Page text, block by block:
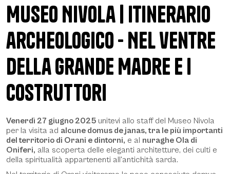
Museo Nivola | Itinerario
archeologico - Nel ventre
della Grande Madre e I
Costruttori
Description
Venerdì 27 giugno 2025 unitevi allo staff del Museo Nivola
per la visita ad alcune domus de janas, tra le più importanti
del territorio di Orani e dintorni, e al nuraghe Ola di
Oniferi, alla scoperta delle eleganti architetture, dei culti e
della spiritualità appartenenti all'antichità sarda.